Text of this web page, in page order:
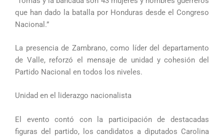
que han dado la batalla por Honduras desde el Congreso
Nacional.”
La presencia de Zambrano, como líder del departamento
de Valle, reforzó el mensaje de unidad y cohesión del
Partido Nacional en todos los niveles.
Unidad en el liderazgo nacionalista
El evento contó con la participación de destacadas
figuras del partido, los candidatos a diputados Carolina